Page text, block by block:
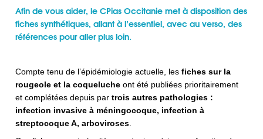
Afin de vous aider, le CPias Occitanie met à disposition des
fiches synthétiques, allant à l’essentiel, avec au verso, des
références pour aller plus loin.
Compte tenu de l’épidémiologie actuelle, lesfiches sur la
rougeole et la coqueluche ont été publiées prioritairement
et complétées depuis partrois autres pathologies :
infection invasive à méningocoque, infection à
streptocoque A, arboviroses